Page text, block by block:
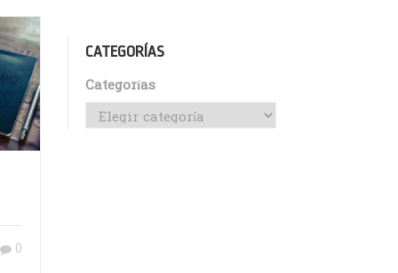
0
CATEGORÍAS
Categorías